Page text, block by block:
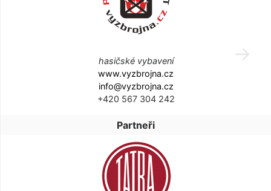
hasičské vybavení
www.vyzbrojna.cz
info@vyzbrojna.cz
+420 567 304 242
Partneři